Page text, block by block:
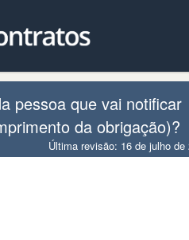
pessoa que vai notificar
da obrigação)?
Última revisão: 16 de julho de